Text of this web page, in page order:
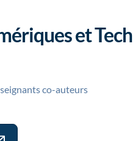
et
co-auteurs